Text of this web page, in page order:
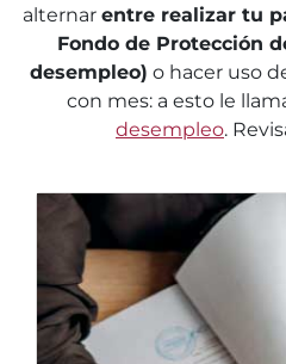
alternar entre realizar tu
Fondo de Protección
desempleo) o hacer uso
con mes: a esto le
desempleo.